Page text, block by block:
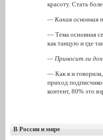
красоту. Стать
— Какая основная
— Тема основная
как танцую и где
— Приносит ли
— Как я и
приход
контент, 80% это
В России и мире